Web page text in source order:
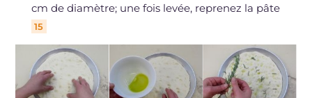
cm de diamètre; une fois levée, reprenez la pâte
15